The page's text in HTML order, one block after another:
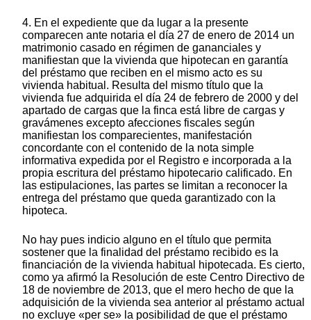
4. En el expediente que da lugar a la presente
comparecen ante notaria el día 27 de enero de 2014 un
matrimonio casado en régimen de gananciales y
manifiestan que la vivienda que hipotecan en garantía
del préstamo que reciben en el mismo acto es su
vivienda habitual. Resulta del mismo título que la
vivienda fue adquirida el día 24 de febrero de 2000 y del
apartado de cargas que la finca está libre de cargas y
gravámenes excepto afecciones fiscales según
manifiestan los comparecientes, manifestación
concordante con el contenido de la nota simple
informativa expedida por el Registro e incorporada a la
propia escritura del préstamo hipotecario calificado. En
las estipulaciones, las partes se limitan a reconocer la
entrega del préstamo que queda garantizado con la
hipoteca.
No hay pues indicio alguno en el título que permita
sostener que la finalidad del préstamo recibido es la
financiación de la vivienda habitual hipotecada. Es cierto,
como ya afirmó la Resolución de este Centro Directivo de
18 de noviembre de 2013, que el mero hecho de que la
adquisición de la vivienda sea anterior al préstamo actual
no excluye «per se» la posibilidad de que el préstamo